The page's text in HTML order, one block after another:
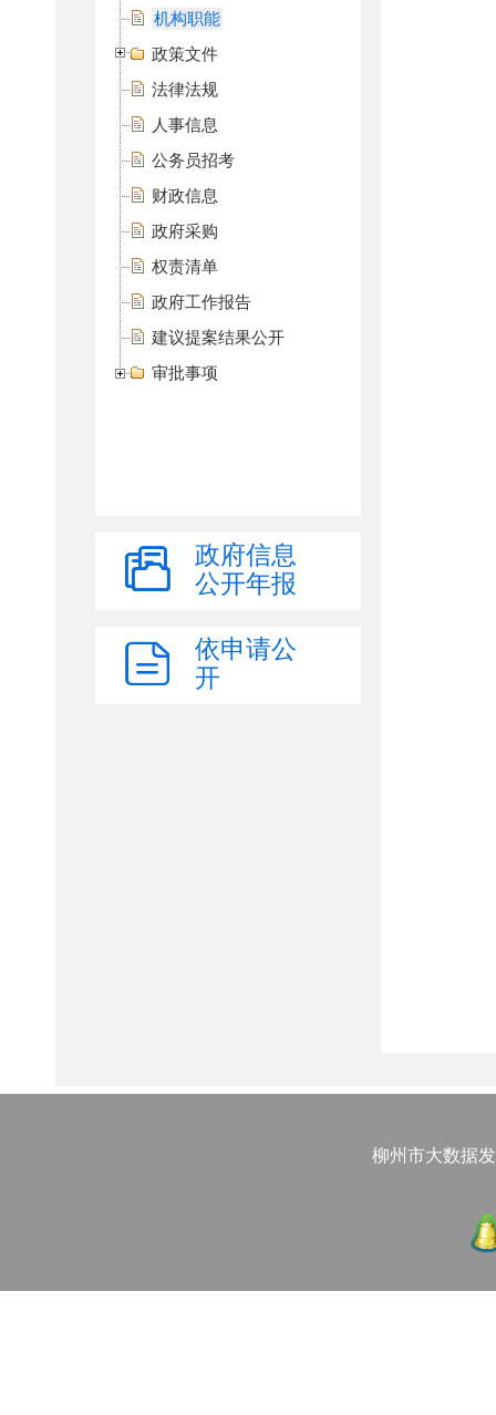
机构职能
政策文件
法律法规
人事信息
公务员招考
财政信息
政府采购
权责清单
政府工作报告
建议提案结果公开
审批事项
政府信息
公开年报
依申请公
开
柳州市大数据